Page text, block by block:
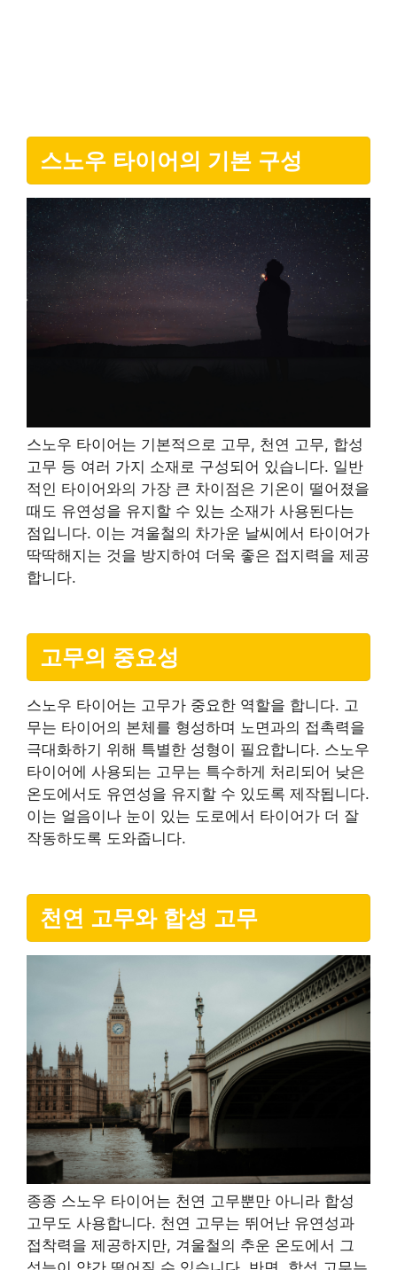
스노우 타이어의 기본 구성
스노우 타이어는 기본적으로 고무, 천연 고무, 합성
고무 등 여러 가지 소재로 구성되어 있습니다. 일반
적인 타이어와의 가장 큰 차이점은 기온이 떨어졌을
때도 유연성을 유지할 수 있는 소재가 사용된다는
점입니다. 이는 겨울철의 차가운 날씨에서 타이어가
딱딱해지는 것을 방지하여 더욱 좋은 접지력을 제공
합니다.
고무의 중요성
스노우 타이어는 고무가 중요한 역할을 합니다. 고
무는 타이어의 본체를 형성하며 노면과의 접촉력을
극대화하기 위해 특별한 성형이 필요합니다. 스노우
타이어에 사용되는 고무는 특수하게 처리되어 낮은
온도에서도 유연성을 유지할 수 있도록 제작됩니다.
이는 얼음이나 눈이 있는 도로에서 타이어가 더 잘
작동하도록 도와줍니다.
천연 고무와 합성 고무
종종 스노우 타이어는 천연 고무뿐만 아니라 합성
고무도 사용합니다. 천연 고무는 뛰어난 유연성과
접착력을 제공하지만, 겨울철의 추운 온도에서 그